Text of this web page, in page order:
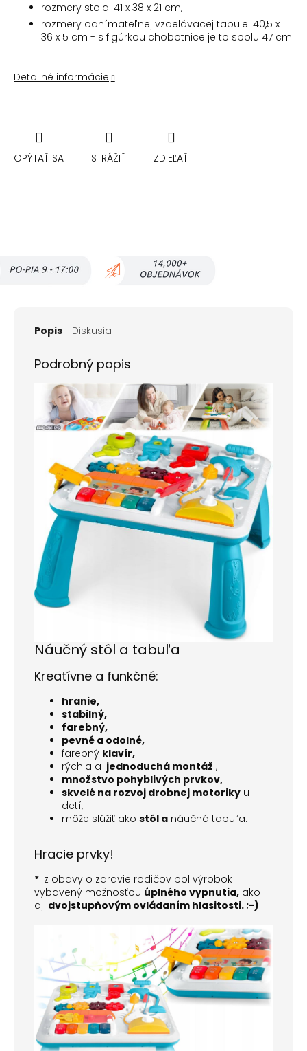
rozmery stola: 41 x 38 x 21 cm,
rozmery odnímateľnej vzdelávacej tabule: 40,5 x
36 x 5 cm - s figúrkou chobotnice je to spolu 47 cm
Detailné informácie
OPÝTAŤ SA STRÁŽIŤ ZDIEĽAŤ
Popis Diskusia
Podrobný popis
Náučný stôl a tabuľa
Kreatívne a funkčné:
hranie,
stabilný,
farebný,
pevné a odolné,
farebný klavír,
rýchla a jednoduchá montáž ,
množstvo pohyblivých prvkov,
skvelé na rozvoj drobnej motoriky u
detí,
môže slúžiť ako stôl a náučná tabuľa.
Hracie prvky!
* z obavy o zdravie rodičov bol výrobok
vybavený možnosťou úplného vypnutia, ako
aj dvojstupňovým ovládaním hlasitosti.;-)